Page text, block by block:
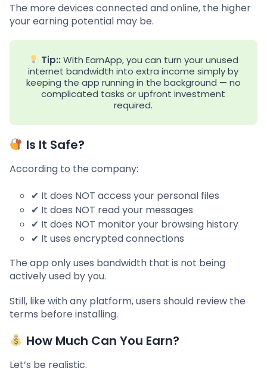
The more devices connected and online, the higher
your earning potential may be.
Tip:: With EarnApp, you can turn your unused
internet bandwidth into extra income simply by
keeping the app running in the background — no
complicated tasks or upfront investment
required.
Is It Safe?
According to the company:
✔ It does NOT access your personal files
✔ It does NOT read your messages
✔ It does NOT monitor your browsing history
✔ It uses encrypted connections
The app only uses bandwidth that is not being
actively used by you.
Still, like with any platform, users should review the
terms before installing.
How Much Can You Earn?
Let’s be realistic.